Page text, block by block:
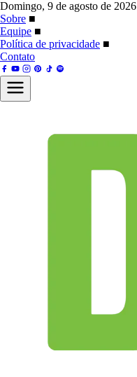
Domingo, 9 de agosto de 2026
Sobre ■
Equipe ■
Política de privacidade ■
Contato